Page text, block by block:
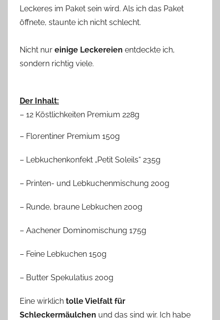
Leckeres im Paket sein wird. Als ich das Paket
öffnete, staunte ich nicht schlecht.
Nicht nur einige Leckereien entdeckte ich,
sondern richtig viele.
Der Inhalt:
– 12 Köstlichkeiten Premium 228g
– Florentiner Premium 150g
– Lebkuchenkonfekt „Petit Soleils“ 235g
– Printen- und Lebkuchenmischung 200g
– Runde, braune Lebkuchen 200g
– Aachener Dominomischung 175g
– Feine Lebkuchen 150g
– Butter Spekulatius 200g
Eine wirklich tolle Vielfalt für
Schleckermäulchen und das sind wir. Ich habe